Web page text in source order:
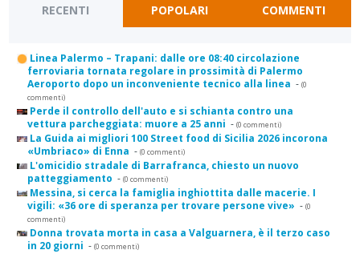
RECENTI POPOLARI COMMENTI
Linea Palermo – Trapani: dalle ore 08:40 circolazione
ferroviaria tornata regolare in prossimità di Palermo
Aeroporto dopo un inconveniente tecnico alla linea - (0
commenti)
Perde il controllo dell'auto e si schianta contro una
vettura parcheggiata: muore a 25 anni - (0 commenti)
La Guida ai migliori 100 Street food di Sicilia 2026 incorona
«Umbriaco» di Enna - (0 commenti)
L'omicidio stradale di Barrafranca, chiesto un nuovo
patteggiamento - (0 commenti)
Messina, si cerca la famiglia inghiottita dalle macerie. I
vigili: «36 ore di speranza per trovare persone vive» - (0
commenti)
Donna trovata morta in casa a Valguarnera, è il terzo caso
in 20 giorni - (0 commenti)